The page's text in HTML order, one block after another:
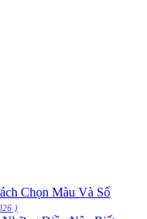
Chọn Màu Và Số
)